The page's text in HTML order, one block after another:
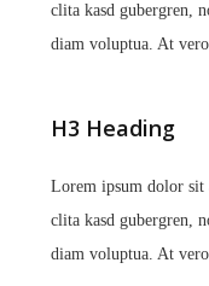
clita kasd gubergren,
diam voluptua. At
H3 Heading
Lorem ipsum dolor sit
clita kasd gubergren,
diam voluptua. At